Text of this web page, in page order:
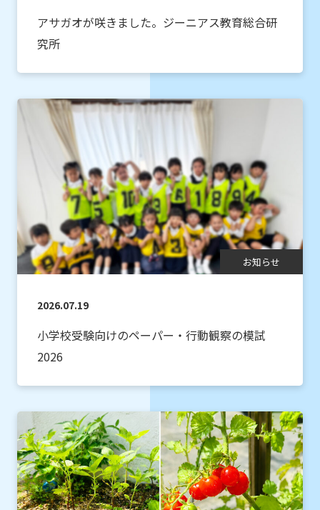
アサガオが咲きました。ジーニアス教育総合研
究所
お知らせ
2026.07.19
小学校受験向けのペーパー・行動観察の模試
2026